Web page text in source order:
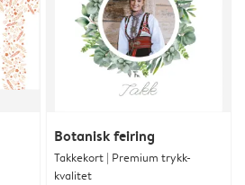
Botanisk feiring
Takkekort | Premium trykk-
kvalitet